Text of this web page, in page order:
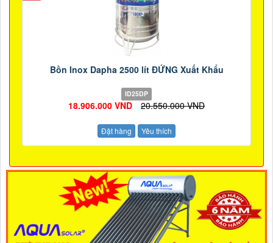
Bồn Inox Dapha 2500 lít ĐỨNG Xuất Khẩu
ID25DP
18.906.000 VND 20.550.000 VND
Đặt hàng Yêu thích